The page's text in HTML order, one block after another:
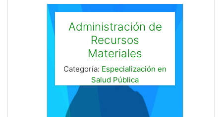
Administración de
Recursos
Materiales
Categoría: Especialización en
Salud Pública